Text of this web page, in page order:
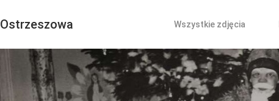
Ostrzeszowa Wszystkie zdjęcia